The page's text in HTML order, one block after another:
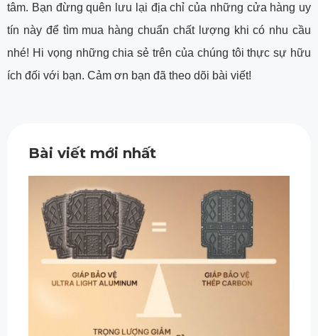
tâm. Bạn đừng quên lưu lại địa chỉ của những cửa hàng uy
tín này để tìm mua hàng chuẩn chất lượng khi có nhu cầu
nhé! Hi vọng những chia sẻ trên của chúng tôi thực sự hữu
ích đối với bạn. Cảm ơn bạn đã theo dõi bài viết!
Bài viết mới nhất